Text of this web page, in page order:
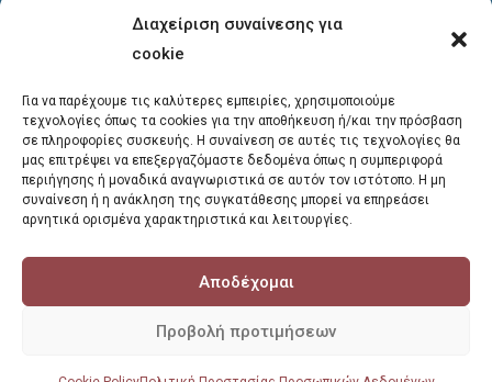
Διαχείριση συναίνεσης για
cookie
Για να παρέχουμε τις καλύτερες εμπειρίες, χρησιμοποιούμε
τεχνολογίες όπως τα cookies για την αποθήκευση ή/και την πρόσβαση
σε πληροφορίες συσκευής. Η συναίνεση σε αυτές τις τεχνολογίες θα
μας επιτρέψει να επεξεργαζόμαστε δεδομένα όπως η συμπεριφορά
περιήγησης ή μοναδικά αναγνωριστικά σε αυτόν τον ιστότοπο. Η μη
συναίνεση ή η ανάκληση της συγκατάθεσης μπορεί να επηρεάσει
αρνητικά ορισμένα χαρακτηριστικά και λειτουργίες.
Αποδέχομαι
Προβολή προτιμήσεων
Προσωπικών
Διεύθυνση
Χανιά, 731 35
Τηλέφωνα
επικοινωνίας:
28213 41661
28213
E-mail
library@chania.gr